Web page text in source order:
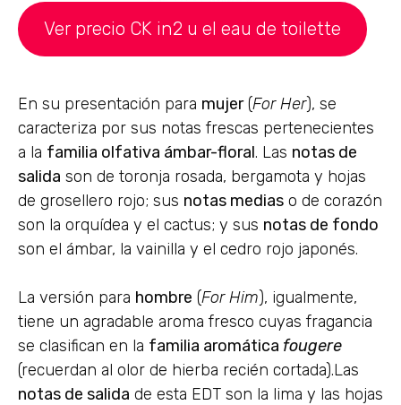
Ver precio CK in2 u el eau de toilette
En su presentación para mujer(For Her), se
caracteriza por sus notas frescas pertenecientes
a la familia olfativa ámbar-floral. Las notas de
salida son de toronja rosada, bergamota y hojas
de grosellero rojo; sus notas medias o de corazón
son la orquídea y el cactus; y sus notas de fondo
son el ámbar, la vainilla y el cedro rojo japonés.
La versión para hombre (For Him), igualmente,
tiene un agradable aroma fresco cuyas fragancia
se clasifican en la familia aromática fougere
(recuerdan al olor de hierba recién cortada).Las
notas de salida de esta EDT son la lima y las hojas